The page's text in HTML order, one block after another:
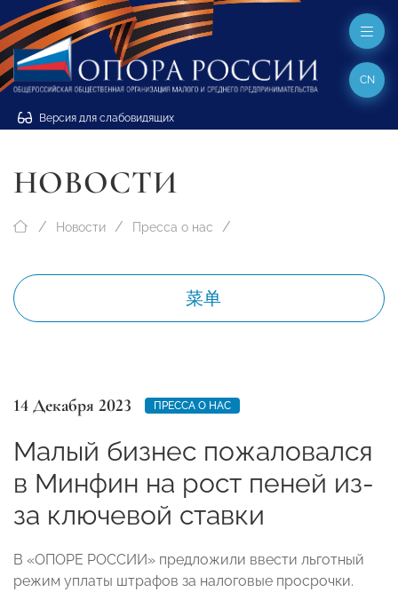
Версия для слабовидящих
CN
НОВОСТИ
Новости Пресса о нас
菜单
14 Декабря 2023 ПРЕССА О НАС
Малый бизнес пожаловался
в Минфин на рост пеней из-
за ключевой ставки
В «ОПОРЕ РОССИИ» предложили ввести льготный
режим уплаты штрафов за налоговые просрочки.